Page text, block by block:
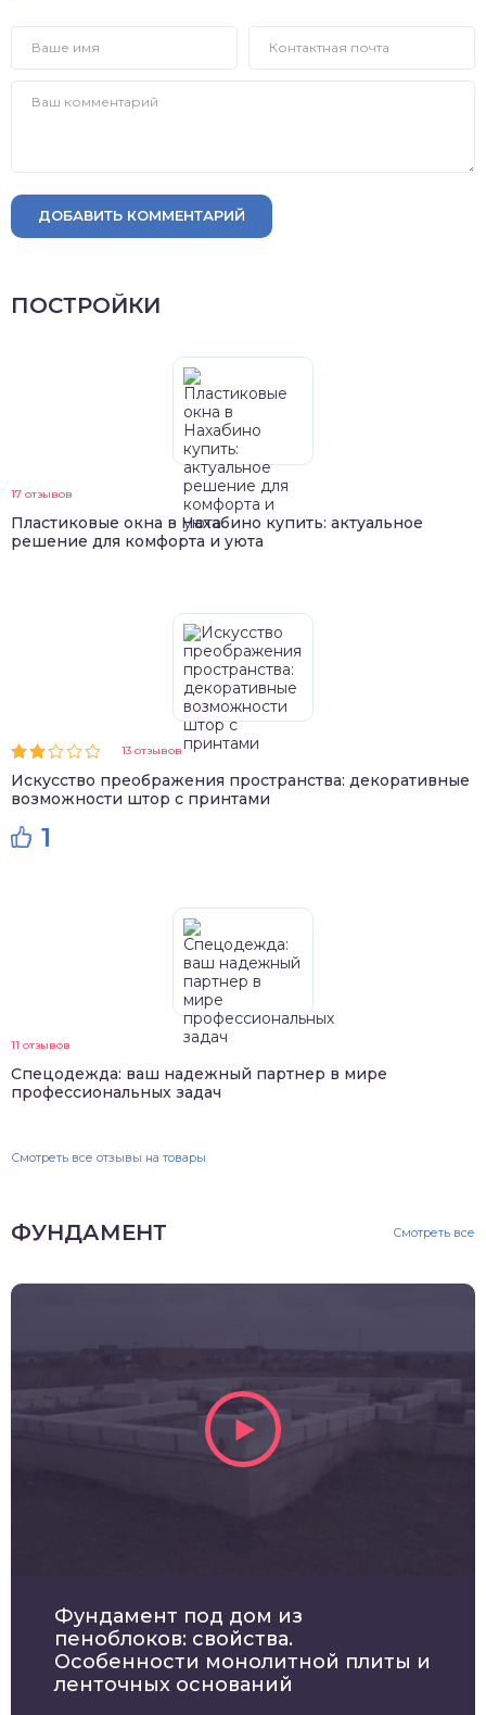
ДОБАВИТЬ КОММЕНТАРИЙ
ПОСТРОЙКИ
17 отзывов
Пластиковые окна в Нахабино купить: актуальное
решение для комфорта и уюта
13 отзывов
Искусство преображения пространства: декоративные
возможности штор с принтами
1
11 отзывов
Спецодежда: ваш надежный партнер в мире
профессиональных задач
Смотреть все отзывы на товары
ФУНДАМЕНТ Смотреть все
Фундамент под дом из
пеноблоков: свойства.
Особенности монолитной плиты и
ленточных оснований